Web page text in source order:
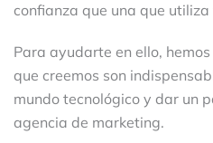
confianza que una que
Para ayudarte en ello,
que creemos son
mundo tecnológico y dar un
agencia de marketing.